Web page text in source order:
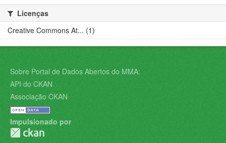
Licenças
Creative Commons At... (1)
Sobre Portal de Dados Abertos do MMA:
API do CKAN
Associação CKAN
Impulsionado por